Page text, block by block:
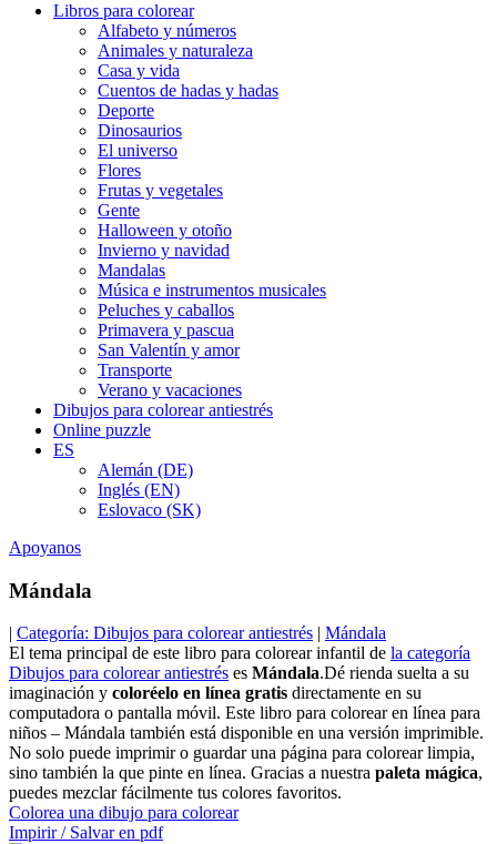
Libros para colorear
Alfabeto y números
Animales y naturaleza
Casa y vida
Cuentos de hadas y hadas
Deporte
Dinosaurios
El universo
Flores
Frutas y vegetales
Gente
Halloween y otoño
Invierno y navidad
Mandalas
Música e instrumentos musicales
Peluches y caballos
Primavera y pascua
San Valentín y amor
Transporte
Verano y vacaciones
Dibujos para colorear antiestrés
Online puzzle
ES
Alemán (DE)
Inglés (EN)
Eslovaco (SK)
Apoyanos
Mándala
| Categoría: Dibujos para colorear antiestrés | Mándala
El tema principal de este libro para colorear infantil de la categoría
Dibujos para colorear antiestrés es Mándala.Dé rienda suelta a su
imaginación y coloréelo en línea gratis directamente en su
computadora o pantalla móvil. Este libro para colorear en línea para
niños – Mándala también está disponible en una versión imprimible.
No solo puede imprimir o guardar una página para colorear limpia,
sino también la que pinte en línea. Gracias a nuestra paleta mágica,
puedes mezclar fácilmente tus colores favoritos.
Colorea una dibujo para colorear
Impirir / Salvar en pdf